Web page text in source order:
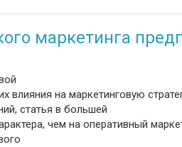
маркетинга
влияния на маркетинговую
статья в большей
чем на оперативный